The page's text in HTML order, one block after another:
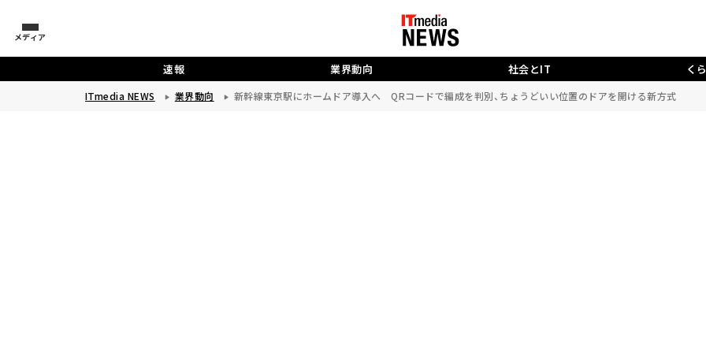
メディア
速報 業界動向 社会とIT く
ITmedia NEWS 業界動向 新幹線東京駅にホームドア導入へ QRコードで編成を判別、ちょうどいい位置のドアを開ける新方式